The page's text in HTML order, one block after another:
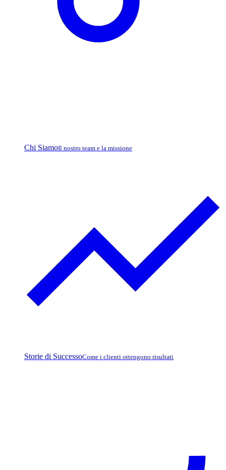
Chi SiamoIl nostro team e la missione
Storie di SuccessoCome i clienti ottengono risultati